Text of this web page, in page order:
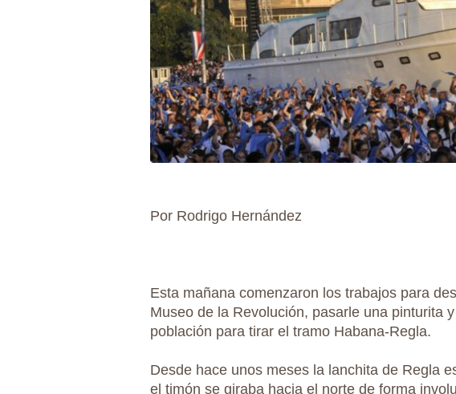
Por Rodrigo Hernández
Esta mañana comenzaron los trabajos para
Museo de la Revolución, pasarle una pinturita
población para tirar el tramo Habana-Regla.
Desde hace unos meses la lanchita de Regla
el timón se giraba hacia el norte de forma